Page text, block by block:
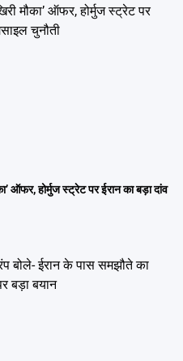
होर्मुज स्ट्रेट पर ईरान का बड़ा दांव